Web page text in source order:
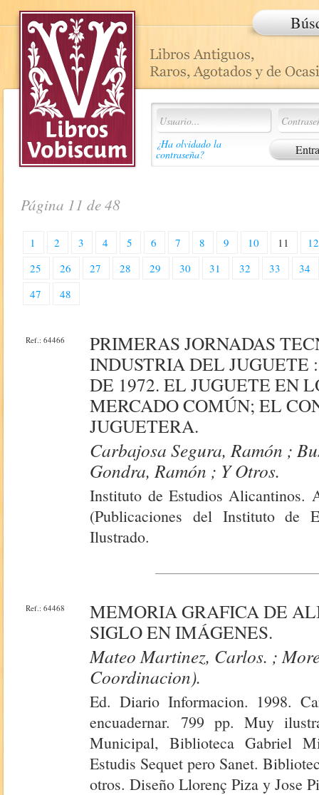
¿Ha olvidado la
contraseña?
Página 11 de 48
1 2 3 4 5 6 7 8 9 10 11
12
25
26 27 28 29 30 31 32 33
34
47
48
Ref.: 64466
PRIMERAS JORNADAS
INDUSTRIA DEL JUGUETE
DE 1972. EL JUGUETE EN
MERCADO COMÚN; EL
JUGUETERA.
Carbajosa Segura, Ramón ;
Gondra, Ramón ; Y Otros.
Instituto de Estudios Alicantinos.
(Publicaciones del Instituto de
Ilustrado.
Ref.: 64468
MEMORIA GRAFICA DE
SIGLO EN IMÁGENES.
Mateo Martinez, Carlos. ;
Coordinacion).
Ed. Diario Informacion. 1998.
encuadernar. 799 pp. Muy
Municipal, Biblioteca Gabriel
Estudis Sequet pero Sanet.
otros. Diseño Llorenç Piza y Jose